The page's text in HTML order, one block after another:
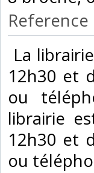
Reference
La
12h30 et
ou
librairie
12h30 et
ou